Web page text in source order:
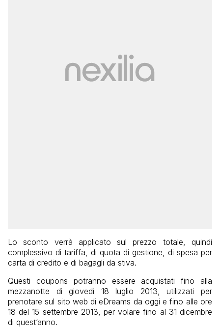
Lo sconto verrà applicato sul prezzo totale, quindi
complessivo di tariffa, di quota di gestione, di spesa per
carta di credito e di bagagli da stiva.
Questi coupons potranno essere acquistati fino alla
mezzanotte di giovedì 18 luglio 2013, utilizzati per
prenotare sul sito web di eDreams da oggi e fino alle ore
18 del 15 settembre 2013, per volare fino al 31 dicembre
di quest’anno.